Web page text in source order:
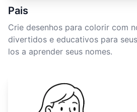
Pais
Crie desenhos para colorir com
divertidos e educativos para
los a aprender seus nomes.